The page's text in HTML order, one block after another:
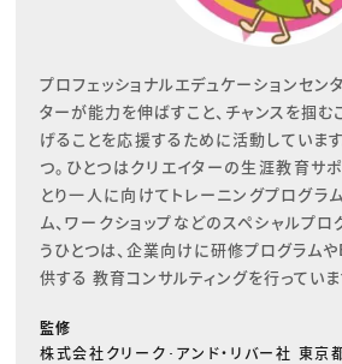
プロフェッショナルエデュケーションセン
ターが能力を伸ばすこと、チャンスを掴む
げることを応援するために活動していま
つ。ひとつはクリエイターの生涯教育サ
とり一人に向けてトレーニングプログラ
ム、ワークショップなどのスペシャルプロ
うひとつは、企業向けに研修プログラム
供する 教育コンサルティングを行っていま
監修
株式会社クリーク･アンド・リバー社 東